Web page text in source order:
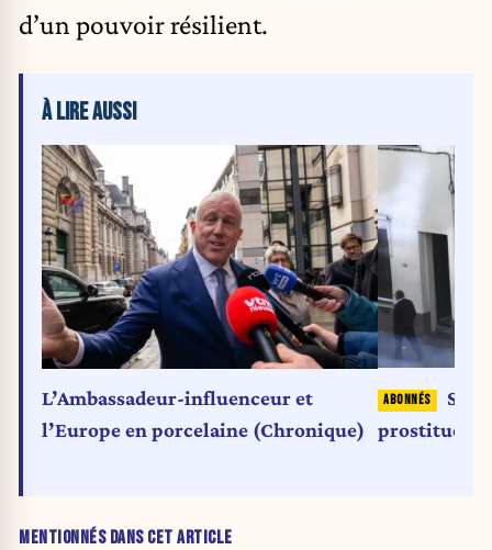
d’un pouvoir résilient.
MENTIONNÉS DANS CET ARTICLE
À LIRE AUSSI
L’Ambassadeur-influenceur et
l’Europe en porcelaine (Chronique)
prostituées